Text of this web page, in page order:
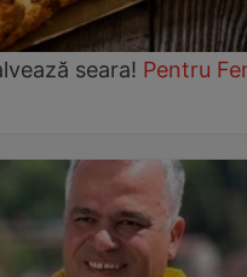
seara! Pentru